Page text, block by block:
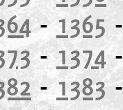
- 1365
-1374
-1383